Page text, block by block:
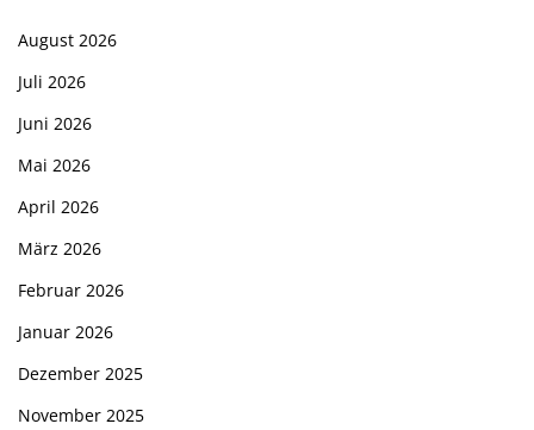
August 2026
Juli 2026
Juni 2026
Mai 2026
April 2026
März 2026
Februar 2026
Januar 2026
Dezember 2025
November 2025